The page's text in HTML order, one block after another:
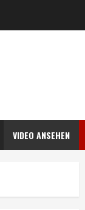
VIDEO ANSEHEN